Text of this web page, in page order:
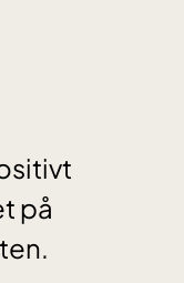
på